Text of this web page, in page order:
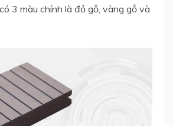
3 màu chính là đỏ gỗ, vàng gỗ và